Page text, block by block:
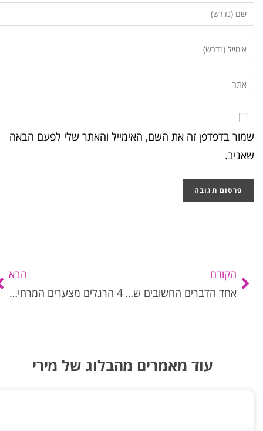
שמור בדפדפן זה את השם, האימייל והאתר שלי לפעם הבאה
שאגיב.
הקודם
אחד הדברים החשובים שאסור לוותר עליהם במערכת יחסים
הבא
4 הרגלים מצערים המרחיקים את האושר מחיינו
עוד מאמרים מהבלוג של מירי